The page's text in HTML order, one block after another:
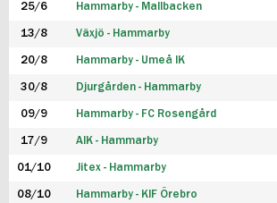
25/6 Hammarby - Mallbacken
13/8 Växjö - Hammarby
20/8 Hammarby - Umeå IK
30/8 Djurgården - Hammarby
09/9 Hammarby - FC Rosengård
17/9 AIK - Hammarby
01/10 Jitex - Hammarby
08/10 Hammarby - KIF Örebro